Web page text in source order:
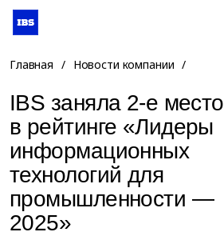
Главная / Новости компании /
IBS заняла 2-е место
в рейтинге «Лидеры
информационных
технологий для
промышленности —
2025»